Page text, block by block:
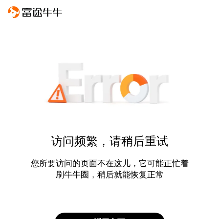
访问频繁，请稍后重试
您所要访问的页面不在这儿，它可能正忙着
刷牛牛圈，稍后就能恢复正常